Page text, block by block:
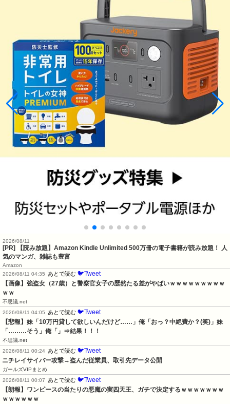
2026/08/11
[PR] 【読み放題】Amazon Kindle Unlimited 500万冊の電子書籍が読み放題！ 人
気のマンガ、雑誌も豊富
Amazon
2026/08/11 04:35
あとで読む 🐦Tweet
【画像】強盗女（27歳）と警察官女子の歴然たる差がやばいｗｗｗｗｗｗｗｗｗ
ｗｗ
不思議.net
2026/08/11 04:05
あとで読む 🐦Tweet
【悲報】妹「10万円貸して欲しいんだけど……」俺「おっ？中絶費か？(笑)」妹
「………そう」俺「」⇒結果！！！
不思議.net
2026/08/11 00:24 あとで読む 🐦Tweet
ニチレイサイバー攻撃→盗んだ従業員、取引先データ公開
ガールズVIPまとめ
2026/08/11 00:07
あとで読む 🐦Tweet
【朗報】ワンピースの当たりの悪魔の実四天王、ガチで決定するｗｗｗｗｗｗｗ
ｗｗｗｗｗｗ